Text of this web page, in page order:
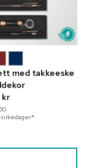
med takkeeske
kr
50
virkedager*